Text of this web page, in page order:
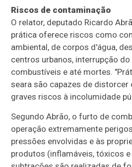
Riscos de contaminação
O relator, deputado Ricardo
prática oferece riscos como
ambiental, de corpos d'água,
centros urbanos, interrupção
combustíveis e até mortes.
seara são capazes de distorcer
graves riscos à incolumidade
Segundo Abrão, o furto de
operação extremamente
pressões envolvidas e às
produtos (inflamáveis, tóxicos